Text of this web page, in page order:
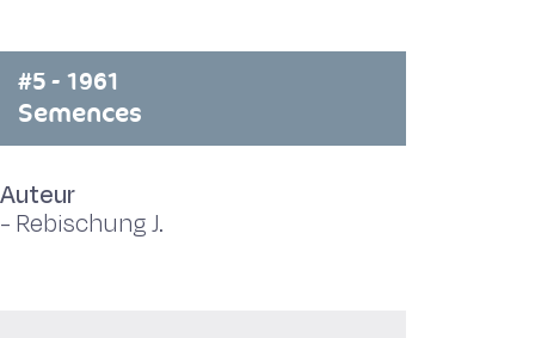
#5 - 1961
Semences
Auteur
- Rebischung J.